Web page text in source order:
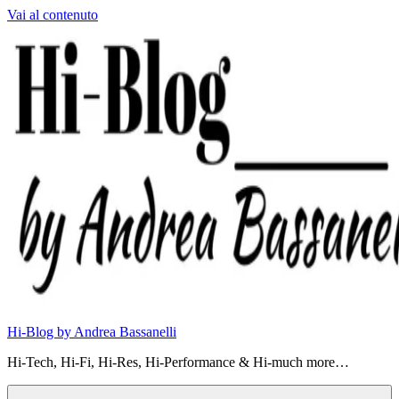
Vai al contenuto
Hi-Blog by Andrea Bassanelli
Hi-Tech, Hi-Fi, Hi-Res, Hi-Performance & Hi-much more…